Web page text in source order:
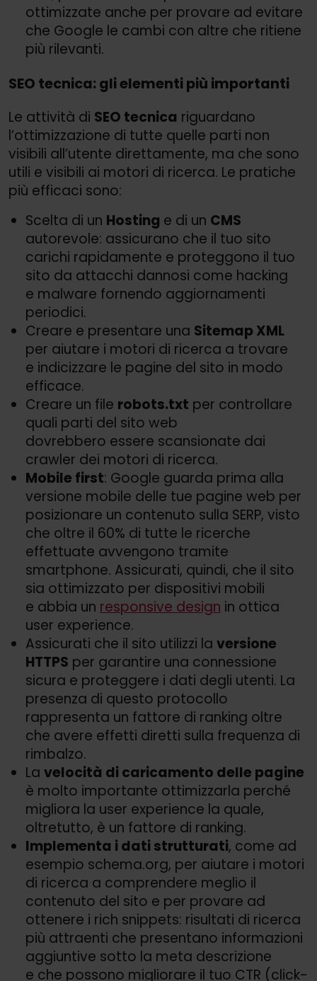
ottimizzate anche per provare ad evitare
che Google le cambi con altre che ritiene
più rilevanti.
SEO tecnica: gli elementi più importanti
Le attività di SEO tecnica riguardano
l’ottimizzazione di tutte quelle parti non
visibili all’utente direttamente, ma che sono
utili e visibili ai motori di ricerca. Le pratiche
più efficaci sono:
Scelta di un Hosting e di un CMS
autorevole: assicurano che il tuo sito
carichi rapidamente e proteggono il tuo
sito da attacchi dannosi come hacking
e malware fornendo aggiornamenti
periodici.
Creare e presentare una Sitemap XML
per aiutare i motori di ricerca a trovare
e indicizzare le pagine del sito in modo
efficace.
Creare un file robots.txt per controllare
quali parti del sito web
dovrebbero essere scansionate dai
crawler dei motori di ricerca.
Mobile first: Google guarda prima alla
versione mobile delle tue pagine web per
posizionare un contenuto sulla SERP, visto
che oltre il 60% di tutte le ricerche
effettuate avvengono tramite
smartphone. Assicurati, quindi, che il sito
sia ottimizzato per dispositivi mobili
e abbia un responsive design in ottica
user experience.
Assicurati che il sito utilizzi la versione
HTTPS per garantire una connessione
sicura e proteggere i dati degli utenti. La
presenza di questo protocollo
rappresenta un fattore di ranking oltre
che avere effetti diretti sulla frequenza di
rimbalzo.
La velocità di caricamento delle pagine
è molto importante ottimizzarla perché
migliora la user experience la quale,
oltretutto, è un fattore di ranking.
Implementa i dati strutturati, come ad
esempio schema.org, per aiutare i motori
di ricerca a comprendere meglio il
contenuto del sito e per provare ad
ottenere i rich snippets: risultati di ricerca
più attraenti che presentano informazioni
aggiuntive sotto la meta descrizione
e che possono migliorare il tuo CTR (click-